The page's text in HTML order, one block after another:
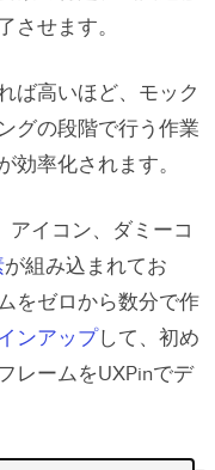
させます。
ば高いほど、モック
グの段階で行う作業
効率化されます。
アイコン、ダミーコ
が組み込まれてお
をゼロから数分で作
ンアップして、初め
レームをUXPinでデ